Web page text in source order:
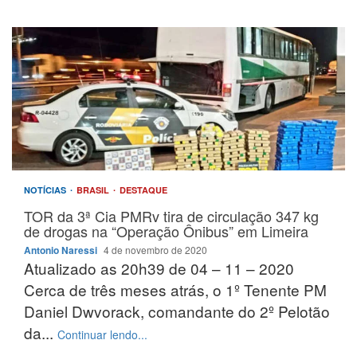
NOTÍCIAS BRASIL DESTAQUE
TOR da 3ª Cia PMRv tira de circulação 347 kg
de drogas na “Operação Ônibus” em Limeira
Antonio Naressi 4 de novembro de 2020
Atualizado as 20h39 de 04 – 11 – 2020
Cerca de três meses atrás, o 1º Tenente PM
Daniel Dwvorack, comandante do 2º Pelotão
da... Continuar lendo...